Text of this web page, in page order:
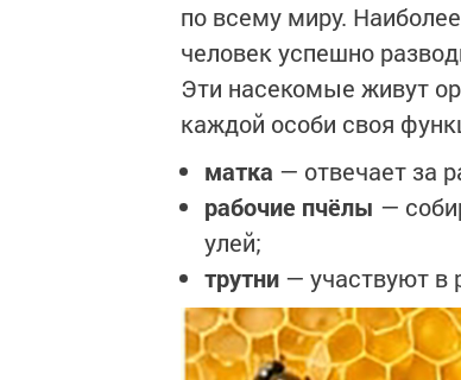
по всему миру.
человек успешно
Эти насекомые живут
каждой особи своя
матка — отвечает за
рабочие пчёлы —
улей;
трутни — участвуют в